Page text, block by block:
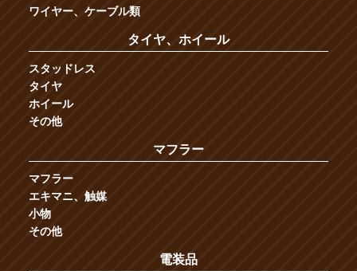
ワイヤー、ケーブル類
タイヤ、ホイール
スタッドレス
タイヤ
ホイール
その他
マフラー
マフラー
エキマニ、触媒
小物
その他
電装品